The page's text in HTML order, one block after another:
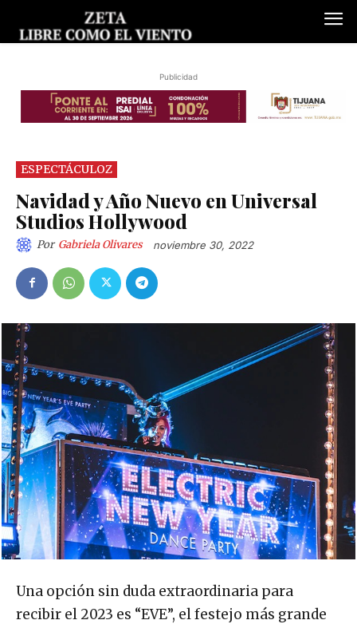
Publicidad
ESPECTÁCULOZ
Navidad y Año Nuevo en Universal
Studios Hollywood
Por Gabriela Olivares noviembre 30, 2022
Una opción sin duda extraordinaria para
recibir el 2023 es “EVE”, el festejo más grande